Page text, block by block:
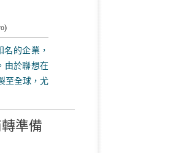
)
的企業，
由於聯想在
至全球，尤
準備